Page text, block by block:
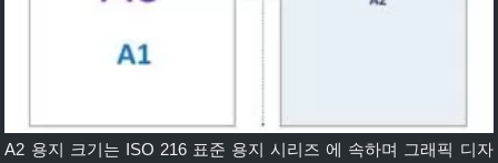
A2 용지 크기는 ISO 216 표준 용지 시리즈 에 속하며 그래픽 디자